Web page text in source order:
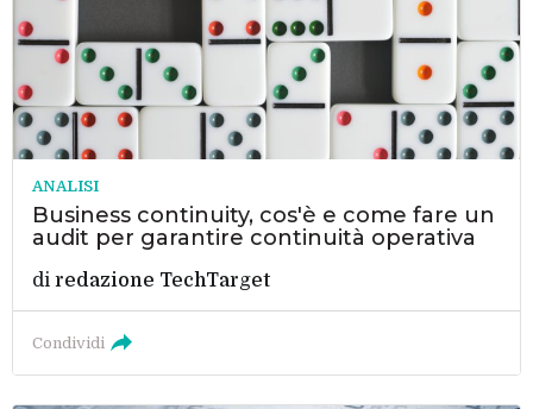
ANALISI
Business continuity, cos'è e come fare un
audit per garantire continuità operativa
diredazione TechTarget
Condividi